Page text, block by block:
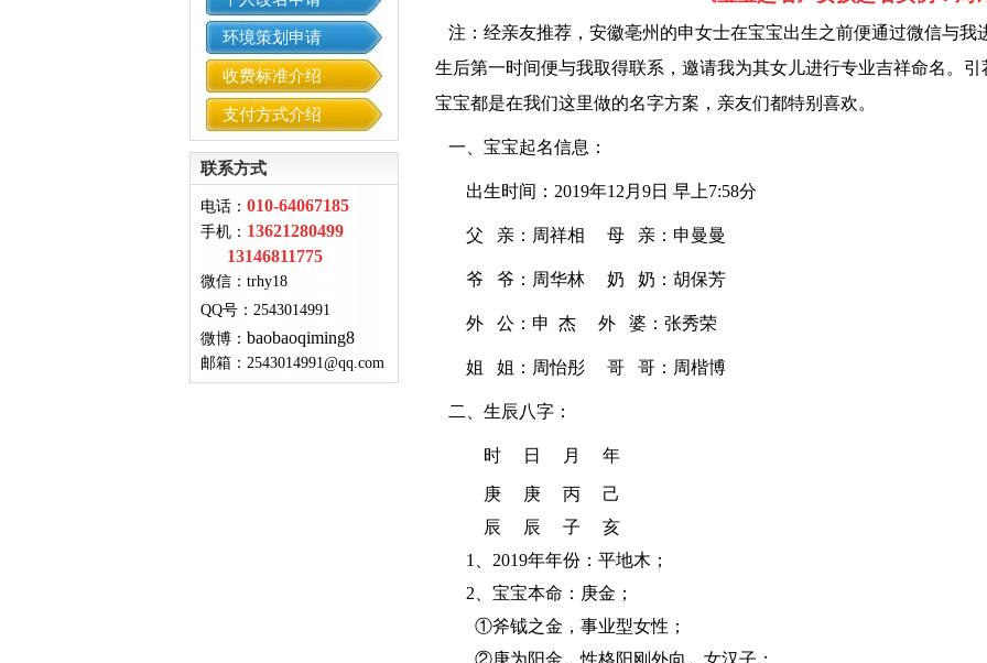
环境策划申请
收费标准介绍
支付方式介绍
联系方式
电话： 010-64067185
手机： 13621280499
13146811775
微信： trhy18
QQ号 ： 2543014991
微博： baobaoqiming8
邮箱： 2543014991@qq.com
注：经亲友推荐，安徽亳州的申女士在宝宝出生之前便通过微信与我
生后第一时间便与我取得联系，邀请我为其女儿进行专业吉祥命名。
宝宝都是在我们这里做的名字方案，亲友们都特别喜欢。
一、宝宝起名信息：
出生时间：2019年12月9日 早上7:58分
父 亲：周祥相 母 亲： 申曼曼
爷 爷：周华林 奶 奶：胡保芳
外 公：申 杰 外 婆：张秀荣
姐 姐：周怡彤 哥 哥：周楷博
二、生辰八字：
时 日 月 年
庚 庚 丙 己
辰 辰 子 亥
1、2019年年份：平地木 ；
2、宝宝本命：庚金；
①斧钺之金，事业型女性；
②庚为阳金，性格阳刚外向、女汉子；